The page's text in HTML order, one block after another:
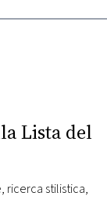
Lista del
ricerca stilistica,